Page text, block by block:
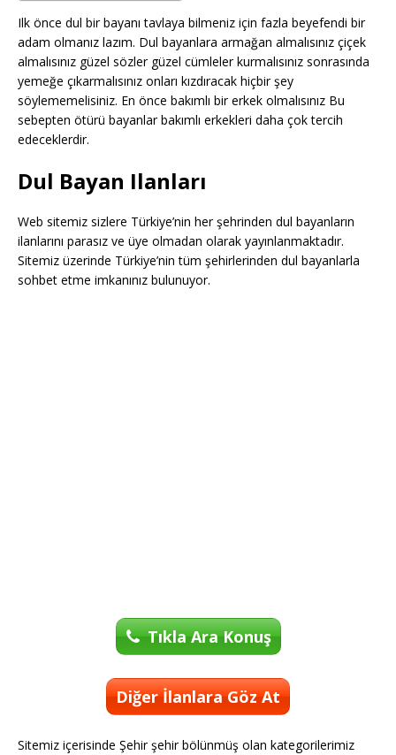
Ilk önce dul bir bayanı tavlaya bilmeniz için fazla beyefendi bir
adam olmanız lazım. Dul bayanlara armağan almalısınız çiçek
almalısınız güzel sözler güzel cümleler kurmalısınız sonrasında
yemeğe çıkarmalısınız onları kızdıracak hiçbir şey
söylememelisiniz. En önce bakımlı bir erkek olmalısınız Bu
sebepten ötürü bayanlar bakımlı erkekleri daha çok tercih
edeceklerdir.
Dul Bayan Ilanları
Web sitemiz sizlere Türkiye’nin her şehrinden dul bayanların
ilanlarını parasız ve üye olmadan olarak yayınlanmaktadır.
Sitemiz üzerinde Türkiye’nin tüm şehirlerinden dul bayanlarla
sohbet etme imkanınız bulunuyor.
Tıkla Ara Konuş
Diğer İlanlara Göz At
Sitemiz içerisinde Şehir şehir bölünmüş olan kategorilerimiz